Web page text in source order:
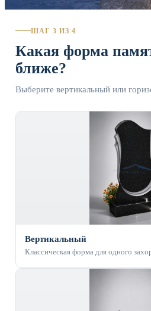
ШАГ 3 ИЗ 4
Какая форма
ближе?
Выберите вертикальный или
Вертикальный
Классическая форма для одного